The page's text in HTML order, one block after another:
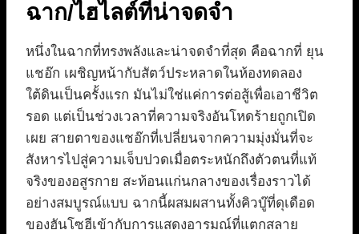
ฉาก/ไฮไลต์ที่น่าจดจำ
หนึ่งในฉากที่ทรงพลังและน่าจดจำที่สุด คือฉากที่ ยุน
แชอ๊ก เผชิญหน้ากับสัตว์ประหลาดในห้องทดลอง
ใต้ดินเป็นครั้งแรก มันไม่ใช่แค่การต่อสู้เพื่อเอาชีวิต
รอด แต่เป็นช่วงเวลาที่ความจริงอันโหดร้ายถูกเปิด
เผย สายตาของแชอ๊กที่เปลี่ยนจากความมุ่งมั่นที่จะ
สังหารไปสู่ความเจ็บปวดเมื่อตระหนักถึงตัวตนที่แท้
จริงของอสูรกาย สะท้อนแก่นกลางของเรื่องราวได้
อย่างสมบูรณ์แบบ ฉากนี้ผสมผสานทั้งคิวบู๊ที่ดุเดือด
ของฮันโซฮีเข้ากับการแสดงอารมณ์ที่แตกสลาย